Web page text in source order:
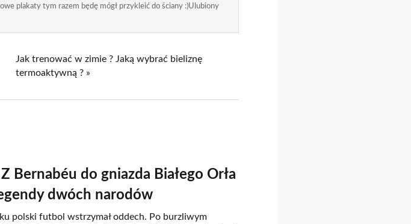
plakaty tym razem będę mógł przykleić do ściany :)Ulubiony
Jak trenować w zimie ? Jaką wybrać bieliznę
termoaktywną ? »
Bernabéu do gniazda Białego Orła
dwóch narodów
polski futbol wstrzymał oddech. Po burzliwym